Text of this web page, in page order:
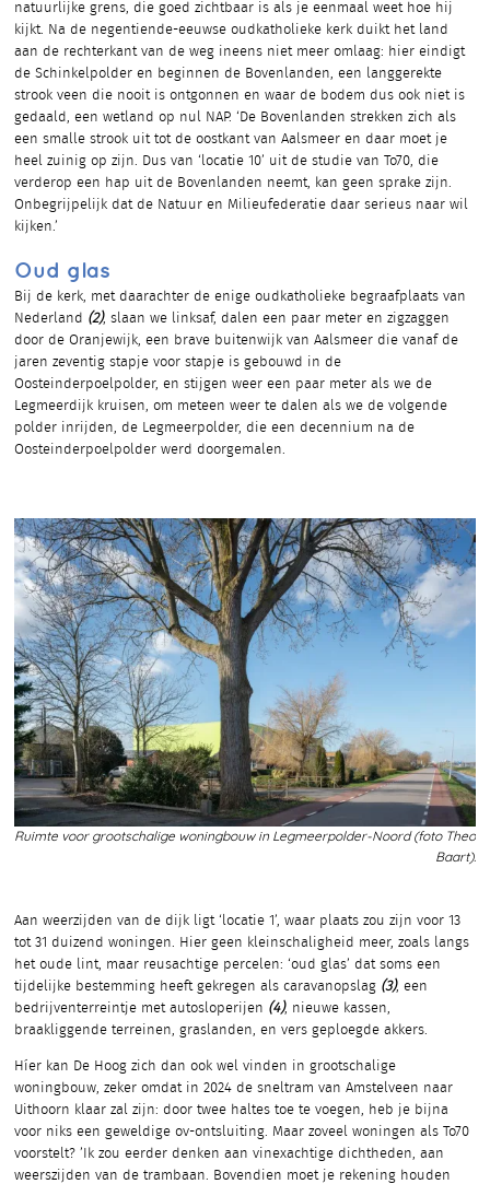
natuurlijke grens, die goed zichtbaar is als je eenmaal weet hoe hij
kijkt. Na de negentiende-eeuwse oudkatholieke kerk duikt het land
aan de rechterkant van de weg ineens niet meer omlaag: hier eindigt
de Schinkelpolder en beginnen de Bovenlanden, een langgerekte
strook veen die nooit is ontgonnen en waar de bodem dus ook niet is
gedaald, een wetland op nul NAP. ‘De Bovenlanden strekken zich als
een smalle strook uit tot de oostkant van Aalsmeer en daar moet je
heel zuinig op zijn. Dus van ‘locatie 10’ uit de studie van To70, die
verderop een hap uit de Bovenlanden neemt, kan geen sprake zijn.
Onbegrijpelijk dat de Natuur en Milieufederatie daar serieus naar wil
kijken.’
Oud glas
Bij de kerk, met daarachter de enige oudkatholieke begraafplaats van
Nederland (2), slaan we linksaf, dalen een paar meter en zigzaggen
door de Oranjewijk, een brave buitenwijk van Aalsmeer die vanaf de
jaren zeventig stapje voor stapje is gebouwd in de
Oosteinderpoelpolder, en stijgen weer een paar meter als we de
Legmeerdijk kruisen, om meteen weer te dalen als we de volgende
polder inrijden, de Legmeerpolder, die een decennium na de
Oosteinderpoelpolder werd doorgemalen.
Ruimte voor grootschalige woningbouw in Legmeerpolder-Noord (foto Theo
Baart).
Aan weerzijden van de dijk ligt ‘locatie 1’, waar plaats zou zijn voor 13
tot 31 duizend woningen. Hier geen kleinschaligheid meer, zoals langs
het oude lint, maar reusachtige percelen: ‘oud glas’ dat soms een
tijdelijke bestemming heeft gekregen als caravanopslag (3), een
bedrijventerreintje met autosloperijen (4), nieuwe kassen,
braakliggende terreinen, graslanden, en vers geploegde akkers.
Híer kan De Hoog zich dan ook wel vinden in grootschalige
woningbouw, zeker omdat in 2024 de sneltram van Amstelveen naar
Uithoorn klaar zal zijn: door twee haltes toe te voegen, heb je bijna
voor niks een geweldige ov-ontsluiting. Maar zoveel woningen als To70
voorstelt? ’Ik zou eerder denken aan vinexachtige dichtheden, aan
weerszijden van de trambaan. Bovendien moet je rekening houden